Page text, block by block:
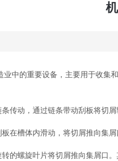
业中的重要设备，主要用于收集
动，通过链条带动刮板将切屑
槽体内滑动，将切屑推向集屑
螺旋叶片将切屑推向集屑口。